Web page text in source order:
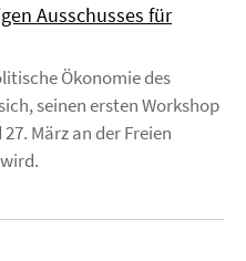
Ausschusses für
Ökonomie des
seinen ersten Workshop
März an der Freien